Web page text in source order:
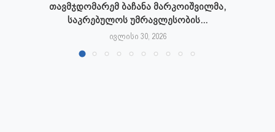
თავმჯდომარემ ბაჩანა მარკოიშვილმა,
საკრებულოს უმრავლესობის...
ივლისი 30, 2026